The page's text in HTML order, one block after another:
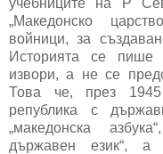
„Македонско
войници, за
Историята се пише
извори, а не се
Това че, през 1945
република с
„македонска
държавен език“, а